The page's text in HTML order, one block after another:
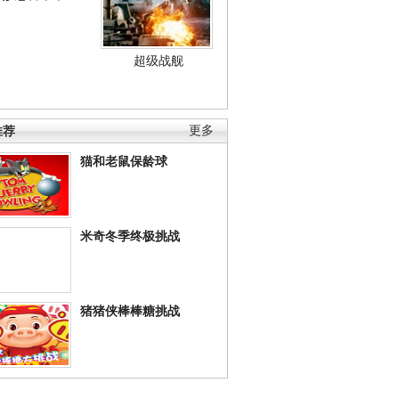
超级战舰
更多
荐
猫和老鼠保龄球
米奇冬季终极挑战
猪猪侠棒棒糖挑战